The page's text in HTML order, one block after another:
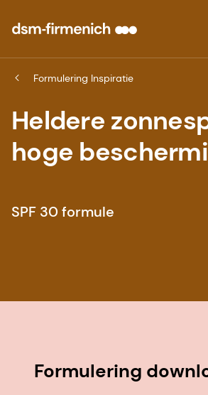
Formulering Inspiratie
Heldere
hoge
SPF 30 formule
Formulering